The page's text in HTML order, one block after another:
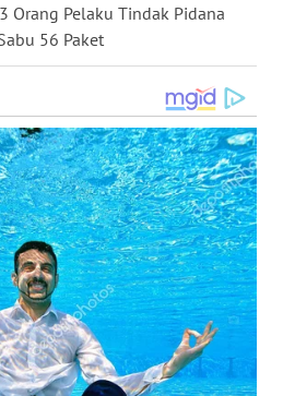
Orang Pelaku Tindak Pidana
56 Paket